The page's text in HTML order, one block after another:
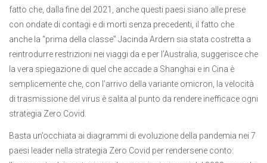
fatto che, dalla fine del 2021, anche questi paesi siano alle prese
con ondate di contagi e di morti senza precedenti, il fatto che
anche la “prima della classe” Jacinda Ardern sia stata costretta a
reintrodurre restrizioni nei viaggi da e per l’Australia, suggerisce che
la vera spiegazione di quel che accade a Shanghai e in Cina è
semplicemente che, con l’arrivo della variante omicron, la velocità
di trasmissione del virus è salita al punto da rendere inefficace ogni
strategia Zero Covid.
Basta un’occhiata ai diagrammi di evoluzione della pandemia nei 7
paesi leader nella strategia Zero Covid per rendersene conto: